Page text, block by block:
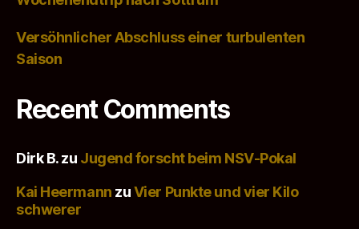
Versöhnlicher Abschluss einer turbulenten
Saison
Recent Comments
Dirk B.zu Jugend forscht beim NSV-Pokal
Kai Heermann zuVier Punkte und vier Kilo
schwerer